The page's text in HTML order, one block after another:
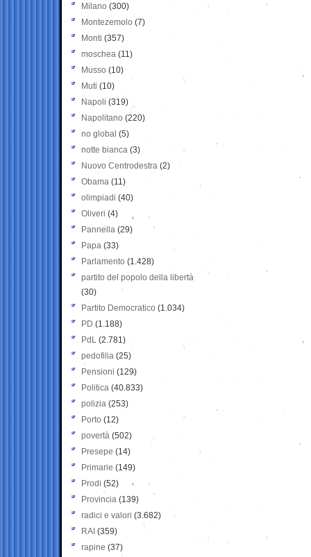
Milano (300)
Montezemolo (7)
Monti (357)
moschea (11)
Musso (10)
Muti (10)
Napoli (319)
Napolitano (220)
no global (5)
notte bianca (3)
Nuovo Centrodestra (2)
Obama (11)
olimpiadi (40)
Oliveri (4)
Pannella (29)
Papa (33)
Parlamento (1.428)
partito del popolo della libertà
(30)
Partito Democratico (1.034)
PD (1.188)
PdL (2.781)
pedofilia (25)
Pensioni (129)
Politica (40.833)
polizia (253)
Porto (12)
povertà (502)
Presepe (14)
Primarie (149)
Prodi (52)
Provincia (139)
radici e valori (3.682)
RAI (359)
rapine (37)